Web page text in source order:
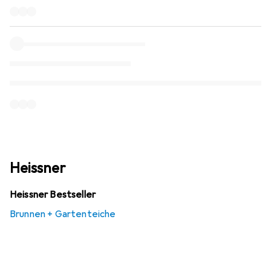
Heissner
Heissner Bestseller
Brunnen + Gartenteiche